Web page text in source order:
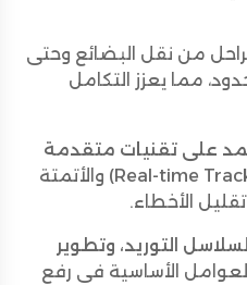
من نقل البضائع وحتى
مما يعزز التكامل
على تقنيات متقدمة
مثل التتبع اللحظي (Real-time Tracking) والأتمتة
الأخطاء.
التوريد، وتطوير
الأساسية في رفع